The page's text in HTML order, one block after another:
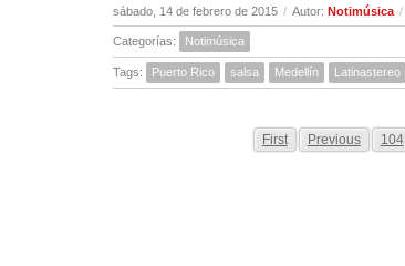
sábado, 14 de febrero de 2015 / Autor: Notimúsica /
Categorías: Notimúsica
Tags: Puerto Rico salsa Medellín Latinastereo
First Previous 104